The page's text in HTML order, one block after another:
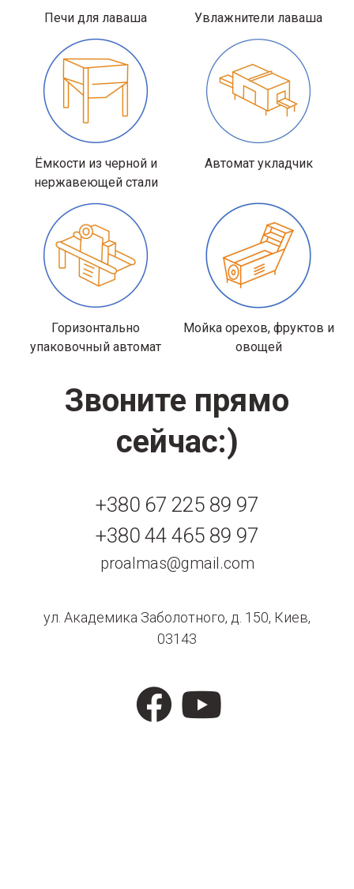
Печи для лаваша Увлажнители лаваша
Ёмкости из черной и
нержавеющей стали
Автомат укладчик
Горизонтально
упаковочный автомат
Мойка орехов, фруктов и
овощей
Звоните прямо
сейчас:)
+380 67 225 89 97
+380 44 465 89 97
proalmas@gmail.com
ул. Академика Заболотного, д. 150, Киев,
03143